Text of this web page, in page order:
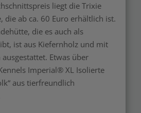
liegt die Trixie
die ab ca. 60 Euro erhältlich ist.
die es auch als
ist aus Kiefernholz und mit
Etwas über
Imperial® XL Isolierte
aus tierfreundlich